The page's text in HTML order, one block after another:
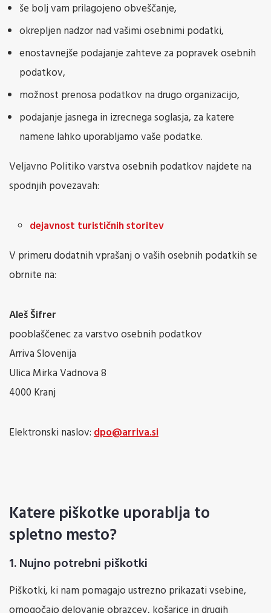
še bolj vam prilagojeno obveščanje,
okrepljen nadzor nad vašimi osebnimi podatki,
enostavnejše podajanje zahteve za popravek osebnih
podatkov,
možnost prenosa podatkov na drugo organizacijo,
podajanje jasnega in izrecnega soglasja, za katere
namene lahko uporabljamo vaše podatke.
Veljavno Politiko varstva osebnih podatkov najdete na
spodnjih povezavah:
dejavnost turističnih storitev
V primeru dodatnih vprašanj o vaših osebnih podatkih se
obrnite na:
Aleš Šifrer
pooblaščenec za varstvo osebnih podatkov
Arriva Slovenija
Ulica Mirka Vadnova 8
4000 Kranj
Elektronski naslov:dpo@arriva.si
Katere piškotke uporablja to
spletno mesto?
1. Nujno potrebni piškotki
Piškotki, ki nam pomagajo ustrezno prikazati vsebine,